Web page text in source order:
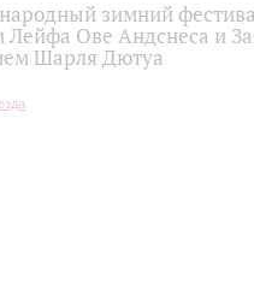
зимний
Лейфа Ове Андснеса и
Шарля Дютуа